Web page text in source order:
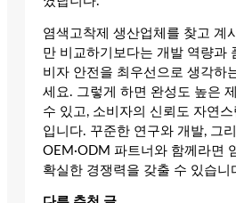
염색고착제 생산업체를 찾고 계
만 비교하기보다는 개발 역량과
비자 안전을 최우선으로 생각하
세요. 그렇게 하면 완성도 높은
수 있고, 소비자의 신뢰도 자연
입니다. 꾸준한 연구와 개발, 그
OEM·ODM 파트너와 함께라면
확실한 경쟁력을 갖출 수 있습니